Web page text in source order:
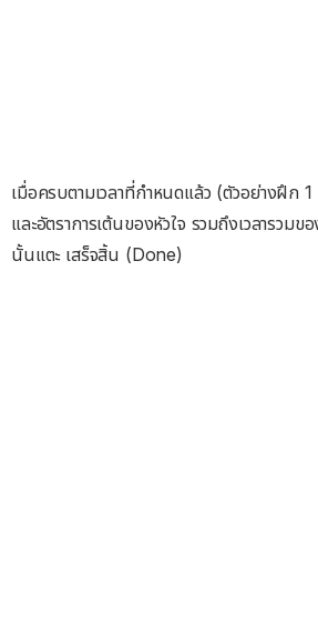
เมื่อครบตามเวลาที่กำหนดแล้ว (ตัวอย่างฝึก
และอัตราการเต้นของหัวใจ รวมถึงเวลารวมข
นั้นแตะ เสร็จสิ้น (Done)